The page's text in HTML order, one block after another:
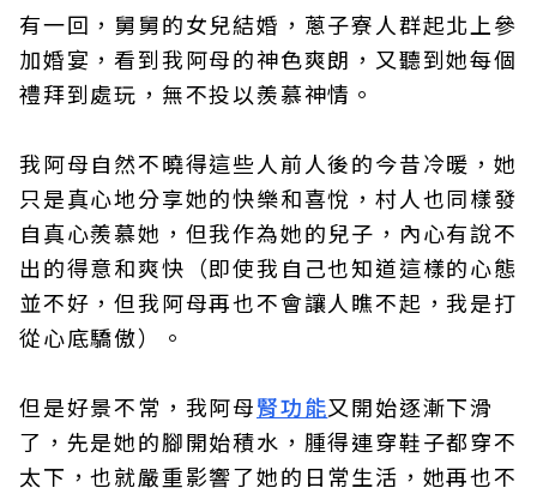
有一回，舅舅的女兒結婚，蔥子寮人群起北上參
加婚宴，看到我阿母的神色爽朗，又聽到她每個
禮拜到處玩，無不投以羨慕神情。
我阿母自然不曉得這些人前人後的今昔冷暖，她
只是真心地分享她的快樂和喜悅，村人也同樣發
自真心羨慕她，但我作為她的兒子，內心有說不
出的得意和爽快（即使我自己也知道這樣的心態
並不好，但我阿母再也不會讓人瞧不起，我是打
從心底驕傲）。
但是好景不常，我阿母腎功能又開始逐漸下滑
了，先是她的腳開始積水，腫得連穿鞋子都穿不
太下，也就嚴重影響了她的日常生活，她再也不